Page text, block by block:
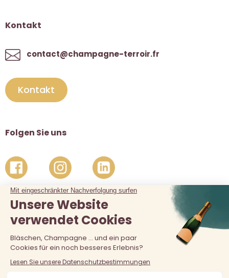
Kontakt
contact@champagne-terroir.fr
Kontakt
Folgen Sie uns